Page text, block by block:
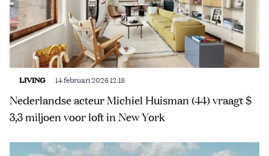
LIVING 14 februari 2026 12:18
Nederlandse acteur Michiel Huisman (44) vraagt $
3,3 miljoen voor loft in New York